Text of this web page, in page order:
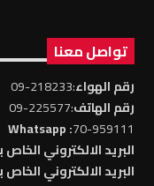
تواصل معنا
رقم الهواء:218233-09
رقم الهاتف:225577-09
70-959111
: Whatsapp
البريد الالكتروني الخاص
البريد الالكتروني الخاص